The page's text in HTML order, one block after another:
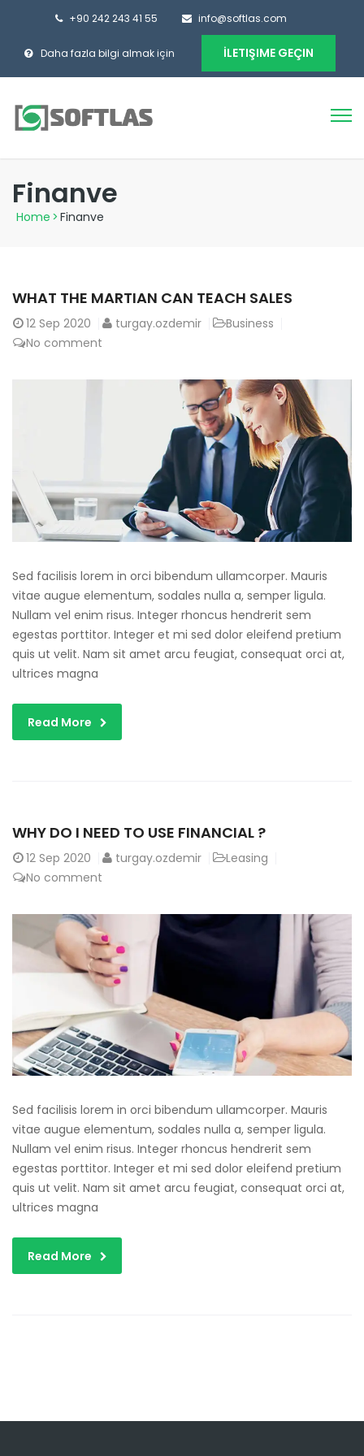
+90 242 243 41 55 info@softlas.com
Daha fazla bilgi almak için İLETIŞIME GEÇIN
Finanve
Home > Finanve
WHAT THE MARTIAN CAN TEACH SALES
12 Sep 2020 turgay.ozdemir
Business
No comment
Sed facilisis lorem in orci bibendum ullamcorper. Mauris
vitae augue elementum, sodales nulla a, semper ligula.
Nullam vel enim risus. Integer rhoncus hendrerit sem
egestas porttitor. Integer et mi sed dolor eleifend pretium
quis ut velit. Nam sit amet arcu feugiat, consequat orci at,
ultrices magna
Read More
WHY DO I NEED TO USE FINANCIAL ?
12 Sep 2020 turgay.ozdemir
Leasing
No comment
Sed facilisis lorem in orci bibendum ullamcorper. Mauris
vitae augue elementum, sodales nulla a, semper ligula.
Nullam vel enim risus. Integer rhoncus hendrerit sem
egestas porttitor. Integer et mi sed dolor eleifend pretium
quis ut velit. Nam sit amet arcu feugiat, consequat orci at,
ultrices magna
Read More